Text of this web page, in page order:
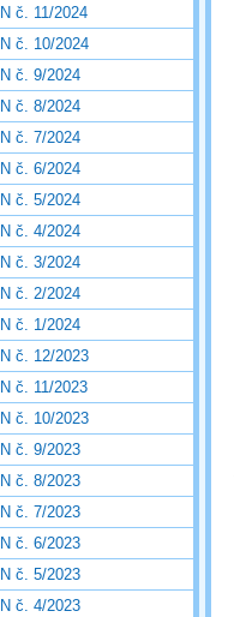
č. 11/2024
č. 10/2024
č. 9/2024
č. 8/2024
č. 7/2024
č. 6/2024
č. 5/2024
č. 4/2024
č. 3/2024
č. 2/2024
č. 1/2024
č. 12/2023
č. 11/2023
č. 10/2023
č. 9/2023
č. 8/2023
č. 7/2023
č. 6/2023
č. 5/2023
č. 4/2023